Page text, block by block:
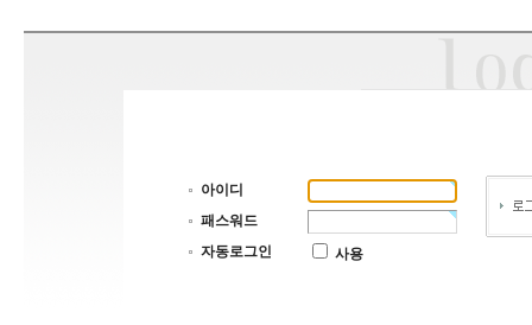
아이디
패스워드
자동로그인
사용